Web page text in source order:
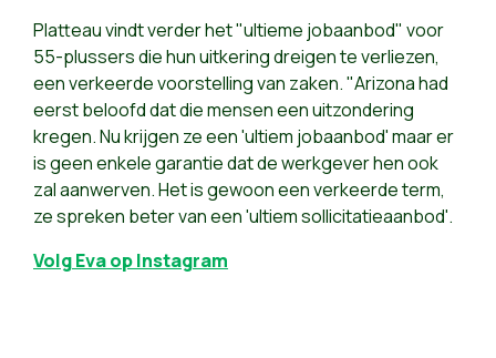
Platteau vindt verder het "ultieme jobaanbod" voor
55-plussers die hun uitkering dreigen te verliezen,
een verkeerde voorstelling van zaken. "Arizona had
eerst beloofd dat die mensen een uitzondering
kregen. Nu krijgen ze een 'ultiem jobaanbod' maar er
is geen enkele garantie dat de werkgever hen ook
zal aanwerven. Het is gewoon een verkeerde term,
ze spreken beter van een 'ultiem sollicitatieaanbod'.
Volg Eva op Instagram